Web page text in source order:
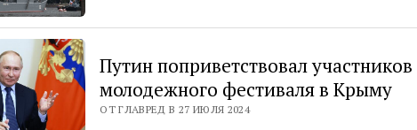
Путин поприветствовал участников
молодежного фестиваля в Крыму
ОТ ГЛАВРЕД В 27 ИЮЛЯ 2024